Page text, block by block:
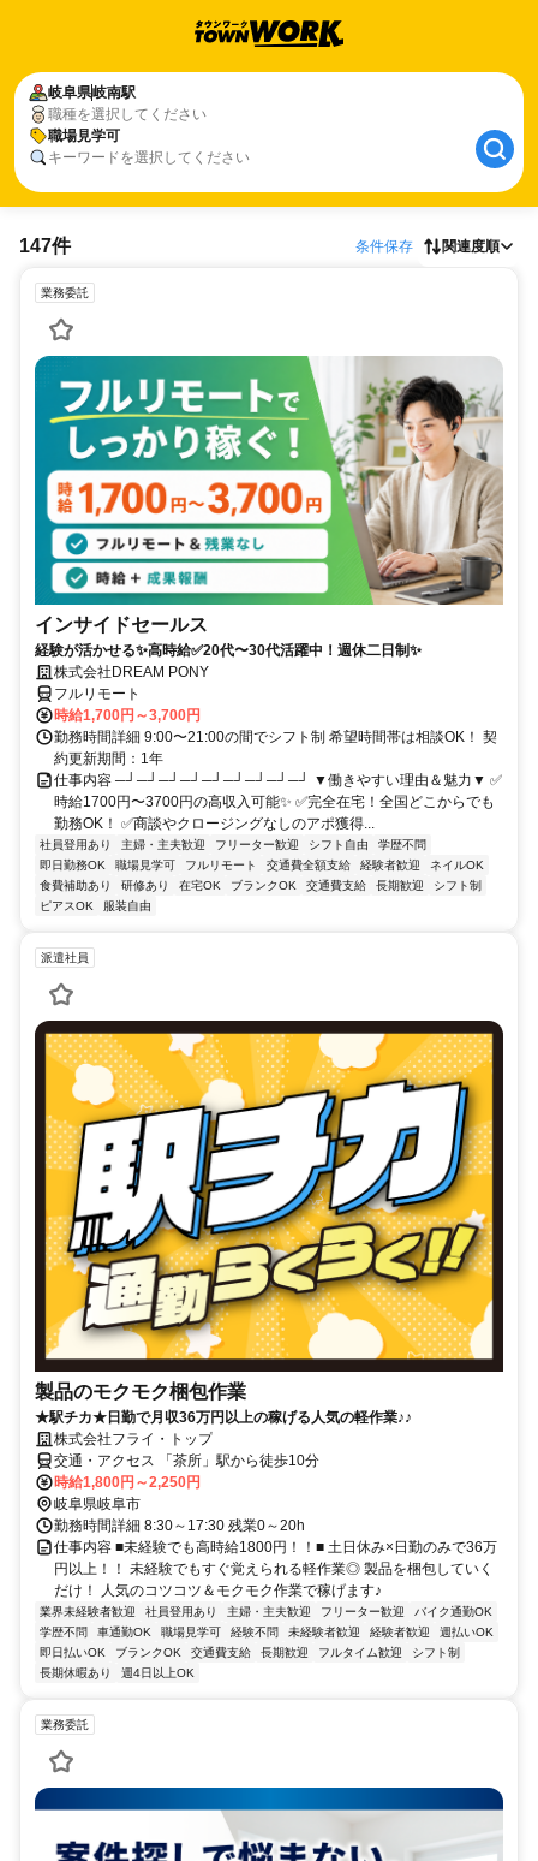
岐阜県岐南駅
職種を選択してください
職場見学可
キーワードを選択してください
147件 条件保存 関連度順
業務委託
インサイドセールス
経験が活かせる✨高時給✅20代〜30代活躍中！週休二日制✨
株式会社DREAM PONY
フルリモート
時給1,700円～3,700円
勤務時間詳細 9:00〜21:00の間でシフト制 希望時間帯は相談OK！ 契
約更新期間：1年
仕事内容 ─┘─┘─┘─┘─┘─┘─┘─┘─┘ ▼働きやすい理由＆魅力▼ ✅
時給1700円〜3700円の高収入可能✨ ✅完全在宅！全国どこからでも
勤務OK！ ✅商談やクロージングなしのアポ獲得...
社員登用あり 主婦・主夫歓迎 フリーター歓迎 シフト自由
学歴不問
即日勤務OK
職場見学可 フルリモート 交通費全額支給 経験者歓迎
ネイルOK
食費補助あり
研修あり 在宅OK ブランクOK 交通費支給 長期歓迎
シフト制
ピアスOK
服装自由
派遣社員
製品のモクモク梱包作業
★駅チカ★日勤で月収36万円以上の稼げる人気の軽作業♪♪
株式会社フライ・トップ
交通・アクセス 「茶所」駅から徒歩10分
時給1,800円～2,250円
岐阜県岐阜市
勤務時間詳細 8:30～17:30 残業0～20h
仕事内容 ■未経験でも高時給1800円！！■ 土日休み×日勤のみで36万
円以上！！ 未経験でもすぐ覚えられる軽作業◎ 製品を梱包していく
だけ！ 人気のコツコツ＆モクモク作業で稼げます♪
業界未経験者歓迎 社員登用あり 主婦・主夫歓迎 フリーター歓迎
バイク通勤OK
学歴不問
車通勤OK 職場見学可 経験不問 未経験者歓迎 経験者歓迎
週払いOK
即日払いOK
ブランクOK 交通費支給 長期歓迎 フルタイム歓迎
シフト制
長期休暇あり
週4日以上OK
業務委託